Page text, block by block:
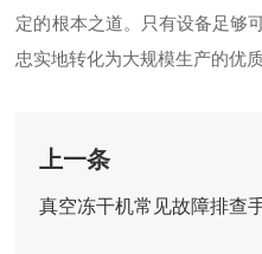
定的根本之道。只有设备足够
忠实地转化为大规模生产的优质
上一条